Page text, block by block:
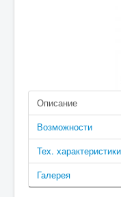
Report-IT
Описание
Возможности
Тех. характеристики
Галерея